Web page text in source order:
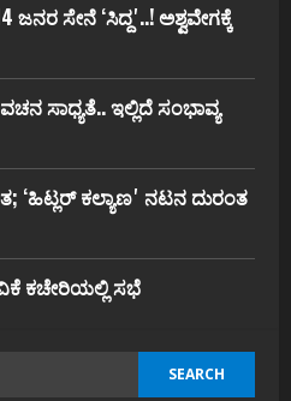
ಸೇನೆ ʻಸಿದ್ದʼ..! ಅಶ್ವವೇಗಕ್ಕೆ
ಸಾಧ್ಯತೆ.. ಇಲ್ಲಿದೆ ಸಂಭಾವ್ಯ
ʻಹಿಟ್ಲರ್ ಕಲ್ಯಾಣʼ ನಟನ ದುರಂತ
ಕಚೇರಿಯಲ್ಲಿ ಸಭೆ